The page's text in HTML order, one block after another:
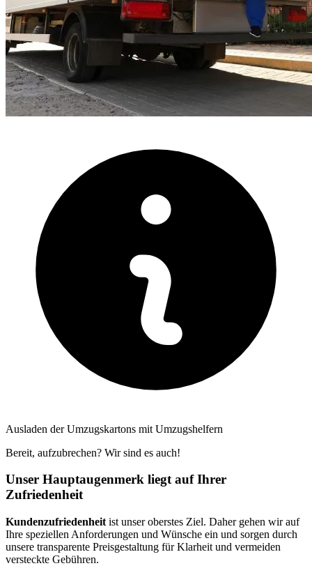
Ausladen der Umzugskartons mit Umzugshelfern
Bereit, aufzubrechen? Wir sind es auch!
Unser Hauptaugenmerk liegt auf Ihrer
Zufriedenheit
Kundenzufriedenheit ist unser oberstes Ziel. Daher gehen wir auf
Ihre speziellen Anforderungen und Wünsche ein und sorgen durch
unsere transparente Preisgestaltung für Klarheit und vermeiden
versteckte Gebühren.